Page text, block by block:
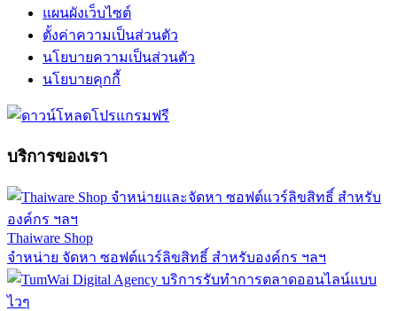
แผนผังเว็บไซต์
ตั้งค่าความเป็นส่วนตัว
นโยบายความเป็นส่วนตัว
นโยบายคุกกี้
บริการของเรา
Thaiware Shop
จำหน่าย จัดหา ซอฟต์แวร์ลิขสิทธิ์ สำหรับองค์กร ฯลฯ